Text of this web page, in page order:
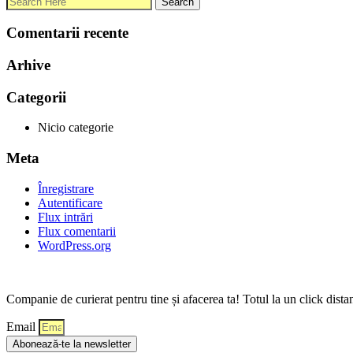
Comentarii recente
Arhive
Categorii
Nicio categorie
Meta
Înregistrare
Autentificare
Flux intrări
Flux comentarii
WordPress.org
Companie de curierat pentru tine și afacerea ta! Totul la un click
Email
Abonează-te la newsletter